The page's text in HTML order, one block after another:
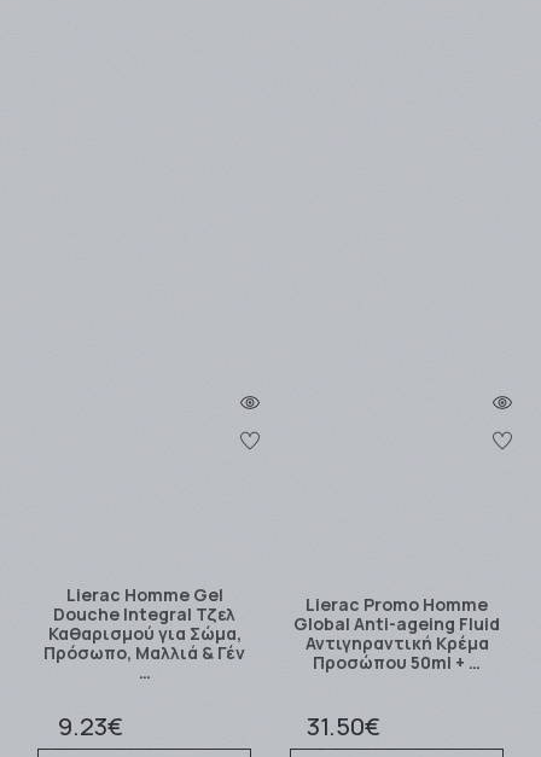
Lierac Homme Gel
Douche Integral Τζελ
Καθαρισμού για Σώμα,
Πρόσωπο, Μαλλιά & Γέν
…
9.23€
Lierac Promo Homme
Global Anti-ageing Fluid
Αντιγηραντική Κρέμα
Προσώπου 50ml + …
31.50€